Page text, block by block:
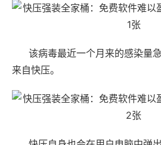
该病毒最近一个月来的感染量
来自快压。